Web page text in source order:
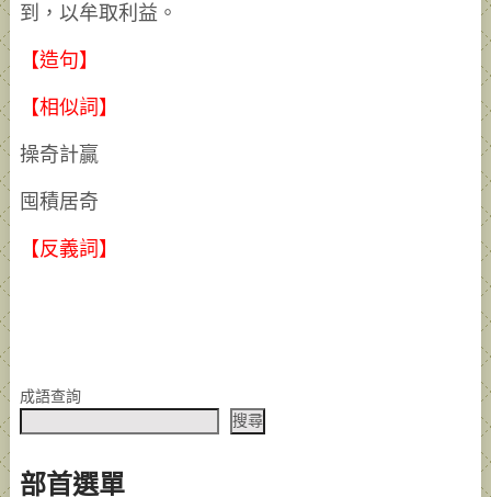
到，以牟取利益。
【造句】
【相似詞】
操奇計贏
囤積居奇
【反義詞】
成語查詢
搜尋
部首選單